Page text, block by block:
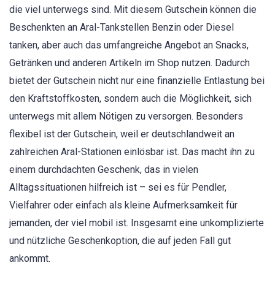
die viel unterwegs sind. Mit diesem Gutschein können die
Beschenkten an Aral-Tankstellen Benzin oder Diesel
tanken, aber auch das umfangreiche Angebot an Snacks,
Getränken und anderen Artikeln im Shop nutzen. Dadurch
bietet der Gutschein nicht nur eine finanzielle Entlastung bei
den Kraftstoffkosten, sondern auch die Möglichkeit, sich
unterwegs mit allem Nötigen zu versorgen. Besonders
flexibel ist der Gutschein, weil er deutschlandweit an
zahlreichen Aral-Stationen einlösbar ist. Das macht ihn zu
einem durchdachten Geschenk, das in vielen
Alltagssituationen hilfreich ist – sei es für Pendler,
Vielfahrer oder einfach als kleine Aufmerksamkeit für
jemanden, der viel mobil ist. Insgesamt eine unkomplizierte
und nützliche Geschenkoption, die auf jeden Fall gut
ankommt.